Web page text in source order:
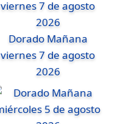
Dorado Mañana
viernes 7 de agosto
2026